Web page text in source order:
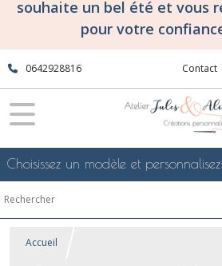
souhaite un bel été et vous
pour votre
0642928816 Contact
Accueil